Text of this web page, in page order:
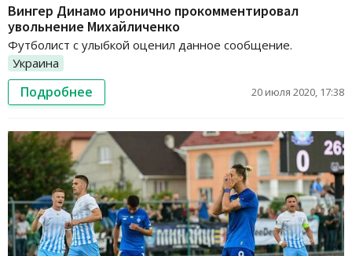
Вингер Динамо иронично прокомментировал
увольнение Михайличенко
Футболист с улыбкой оценил данное сообщение.
Украина
Подробнее 20 июля 2020, 17:38